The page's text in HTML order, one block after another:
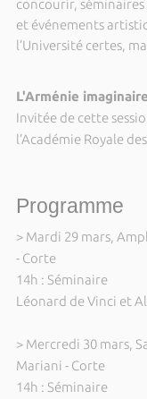
concourir,
et événements
l’Université certes,
L'Arménie imaginaire
Invitée de cette
l’Académie Royale
Programme
> Mardi 29 mars,
- Corte
14h : Séminaire
Léonard de Vinci et
> Mercredi 30 mars,
Mariani - Corte
14h : Séminaire